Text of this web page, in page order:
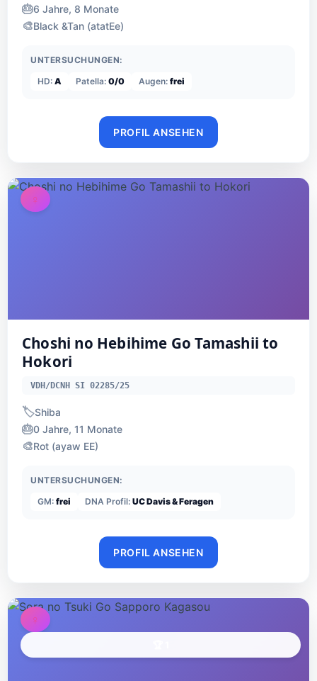
🎂6 Jahre, 8 Monate
🎨Black &Tan (atatEe)
UNTERSUCHUNGEN:
HD: A Patella: 0/0 Augen: frei
PROFIL ANSEHEN
♀
Choshi no Hebihime Go Tamashii to
Hokori
VDH/DCNH SI 02285/25
🏷️Shiba
🎂0 Jahre, 11 Monate
🎨Rot (ayaw EE)
UNTERSUCHUNGEN:
GM: frei DNA Profil: UC Davis & Feragen
PROFIL ANSEHEN
♀